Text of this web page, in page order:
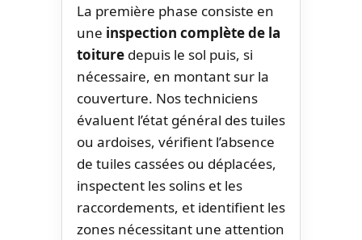
La première phase consiste en
une inspection complète de la
toiture depuis le sol puis, si
nécessaire, en montant sur la
couverture. Nos techniciens
évaluent l’état général des tuiles
ou ardoises, vérifient l’absence
de tuiles cassées ou déplacées,
inspectent les solins et les
raccordements, et identifient les
zones nécessitant une attention